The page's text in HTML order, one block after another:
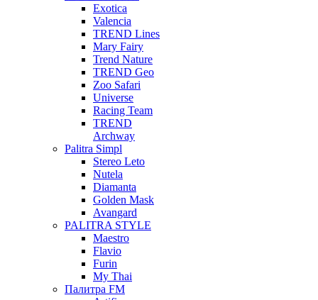
Exotica
Valencia
TREND Lines
Mary Fairy
Trend Nature
TREND Geo
Zoo Safari
Universe
Racing Team
TREND
Archway
Palitra Simpl
Stereo Leto
Nutela
Diamanta
Golden Mask
Avangard
PALITRA STYLE
Maestro
Flavio
Furin
My Thai
Палитра FM